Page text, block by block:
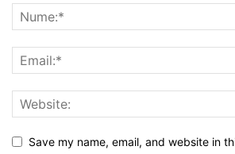
Save my name, email, and website in